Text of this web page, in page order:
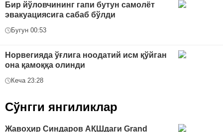
Бир йўловчининг гапи бутун самолёт
эвакуациясига сабаб бўлди
Бугун 00:53
Норвегияда ўғлига ноодатий исм қўйган
она қамоққа олинди
Кеча 23:28
Сўнгги янгиликлар
Жавоҳир Синдаров АҚШдаги Grand